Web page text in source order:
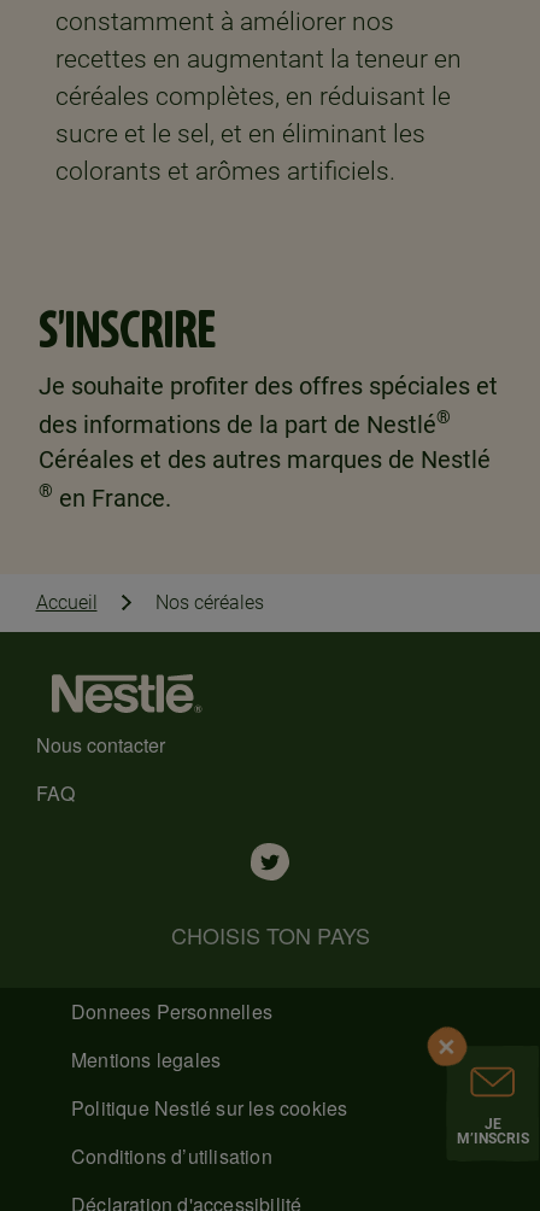
constamment à améliorer nos
recettes en augmentant la teneur en
céréales complètes, en réduisant le
sucre et le sel, et en éliminant les
colorants et arômes artificiels. ​
JE
M’INSCRIS
S'INSCRIRE
Je souhaite profiter des offres spéciales et
des informations de la part de Nestlé®
Céréales et des autres marques de Nestlé
® en France.
Accueil Nos céréales
Nous contacter
FAQ
CHOISIS TON PAYS
Donnees Personnelles
Mentions legales
Politique Nestlé sur les cookies
Conditions d’utilisation
Déclaration d'accessibilité